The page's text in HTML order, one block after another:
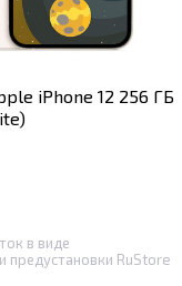
iPhone 12 256 ГБ
в виде
предустановки RuStore